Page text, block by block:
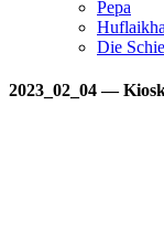
Pepa
Die
2023_02_04 —